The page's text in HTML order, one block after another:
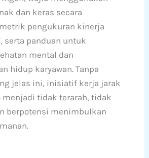
dan keras secara
pengukuran kinerja
serta panduan untuk
mental dan
hidup karyawan. Tanpa
jelas ini, inisiatif kerja jarak
menjadi tidak terarah, tidak
berpotensi menimbulkan